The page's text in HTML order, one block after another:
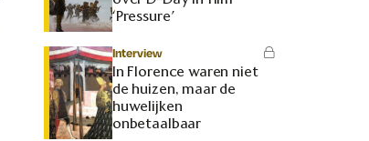
‘Pressure’
Interview
In Florence waren niet
de huizen, maar de
huwelijken
onbetaalbaar